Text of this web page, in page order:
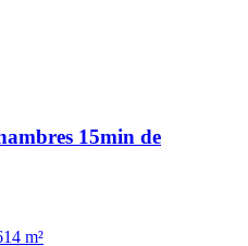
15min de
m²